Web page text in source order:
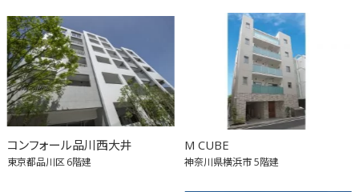
コンフォール品川西大井
東京都品川区6階建
M CUBE
神奈川県横浜市5階建